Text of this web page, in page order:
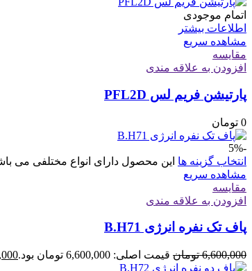
اتمام موجودی
اطلاعات بیشتر
مشاهده سریع
مقایسه
افزودن به علاقه مندی
پارتیشن فریم لس PFL2D
0 تومان
-5%
انتخاب گزینه ها این محصول دارای انواع مختلفی می
مشاهده سریع
مقایسه
افزودن به علاقه مندی
پاف تک نفره انرژی B.H71
6,600,000 تومان قیمت اصلی: 6,600,000 تومان بود.